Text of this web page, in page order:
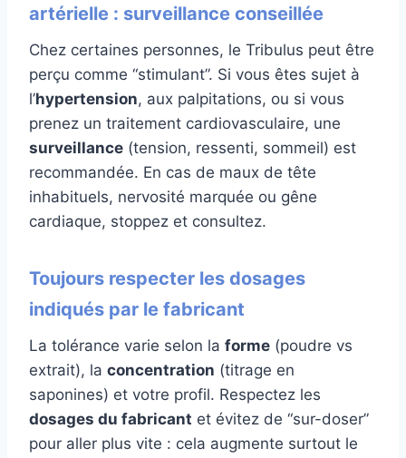
artérielle : surveillance conseillée
Chez certaines personnes, le Tribulus peut être
perçu comme “stimulant”. Si vous êtes sujet à
l’hypertension, aux palpitations, ou si vous
prenez un traitement cardiovasculaire, une
surveillance (tension, ressenti, sommeil) est
recommandée. En cas de maux de tête
inhabituels, nervosité marquée ou gêne
cardiaque, stoppez et consultez.
Toujours respecter les dosages
indiqués par le fabricant
La tolérance varie selon la forme (poudre vs
extrait), la concentration (titrage en
saponines) et votre profil. Respectez les
dosages du fabricant et évitez de “sur-doser”
pour aller plus vite : cela augmente surtout le